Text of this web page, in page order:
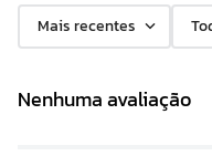
Mais recentes
Nenhuma avaliação